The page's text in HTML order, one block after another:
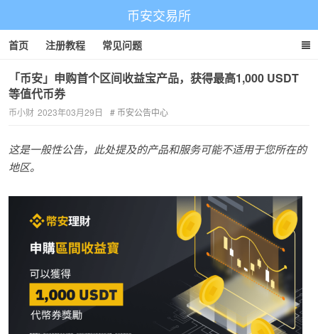
币安交易所
首页 注册教程 常见问题
「币安」申购首个区间收益宝产品，获得最高1,000 USDT
等值代币券
币小财 2023年03月29日 币安公告中心
这是一般性公告，此处提及的产品和服务可能不适用于您所在的
地区。